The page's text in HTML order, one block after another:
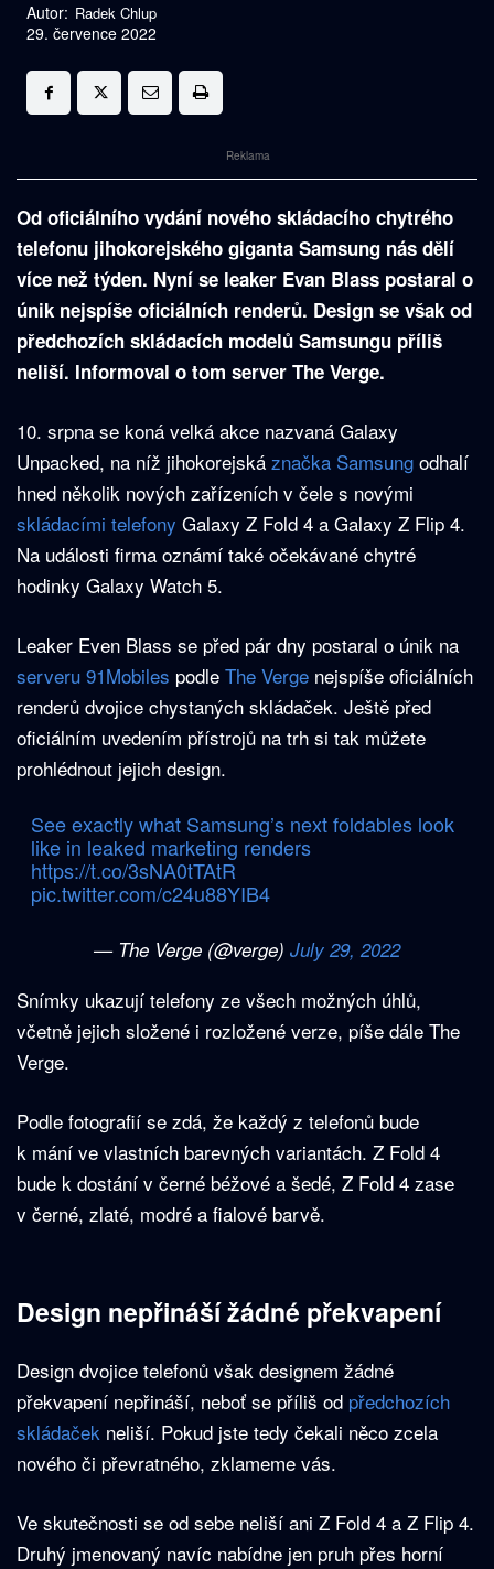
Autor: Radek Chlup
29. července 2022
Reklama
Od oficiálního vydání nového skládacího chytrého
telefonu jihokorejského giganta Samsung nás dělí
více než týden. Nyní se leaker Evan Blass postaral o
únik nejspíše oficiálních renderů. Design se však od
předchozích skládacích modelů Samsungu příliš
neliší. Informoval o tom server The Verge.
10. srpna se koná velká akce nazvaná Galaxy
Unpacked, na níž jihokorejská značka Samsung odhalí
hned několik nových zařízeních v čele s novými
skládacími telefony Galaxy Z Fold 4 a Galaxy Z Flip 4.
Na události firma oznámí také očekávané chytré
hodinky Galaxy Watch 5.
Leaker Even Blass se před pár dny postaral o únik na
serveru 91Mobiles podle The Verge nejspíše oficiálních
renderů dvojice chystaných skládaček. Ještě před
oficiálním uvedením přístrojů na trh si tak můžete
prohlédnout jejich design.
See exactly what Samsung’s next foldables look
like in leaked marketing renders
https://t.co/3sNA0tTAtR
pic.twitter.com/c24u88YIB4
— The Verge (@verge) July 29, 2022
Snímky ukazují telefony ze všech možných úhlů,
včetně jejich složené i rozložené verze, píše dále The
Verge.
Podle fotografií se zdá, že každý z telefonů bude
k mání ve vlastních barevných variantách. Z Fold 4
bude k dostání v černé béžové a šedé, Z Fold 4 zase
v černé, zlaté, modré a fialové barvě.
Design nepřináší žádné překvapení
Design dvojice telefonů však designem žádné
překvapení nepřináší, neboť se příliš od předchozích
skládaček neliší. Pokud jste tedy čekali něco zcela
nového či převratného, zklameme vás.
Ve skutečnosti se od sebe neliší ani Z Fold 4 a Z Flip 4.
Druhý jmenovaný navíc nabídne jen pruh přes horní